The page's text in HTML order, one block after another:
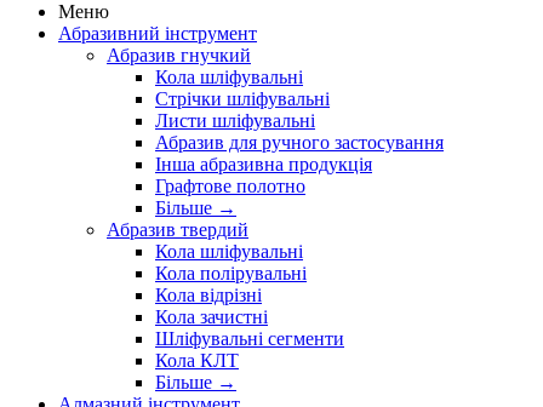
Меню
Абразивний інструмент
Абразив гнучкий
Кола шліфувальні
Стрічки шліфувальні
Листи шліфувальні
Абразив для ручного застосування
Інша абразивна продукція
Графтове полотно
Більше →
Абразив твердий
Кола шліфувальні
Кола полірувальні
Кола відрізні
Кола зачистні
Шліфувальні сегменти
Кола КЛТ
Більше →